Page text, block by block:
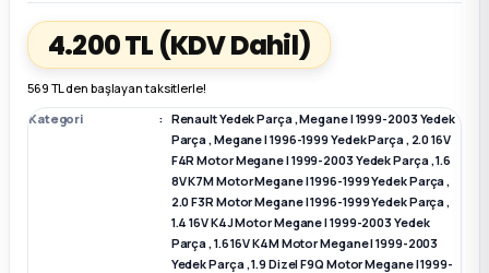
Megane E-TECH Yedek Parça
Parça4.200 TL (KDV Dahil)
569 TL den başlayan taksitlerle!
Kategori
Renault Yedek Parça,Megane I 1999-2003 Yedek
Parça,Megane I 1996-1999 Yedek Parça, 2.0 16V
F4R Motor Megane I 1999-2003 Yedek Parça,1.6
8V K7M Motor Megane I 1996-1999 Yedek Parça,
2.0 F3R Motor Megane I 1996-1999 Yedek Parça,
1.4 16V K4J Motor Megane I 1999-2003 Yedek
Parça,1.6 16V K4M Motor Megane I 1999-2003
Yedek Parça,1.9 Dizel F9Q Motor Megane I 1999-